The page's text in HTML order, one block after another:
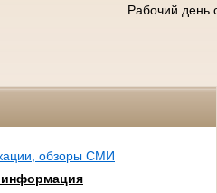
Рабочий день
обзоры СМИ
информация